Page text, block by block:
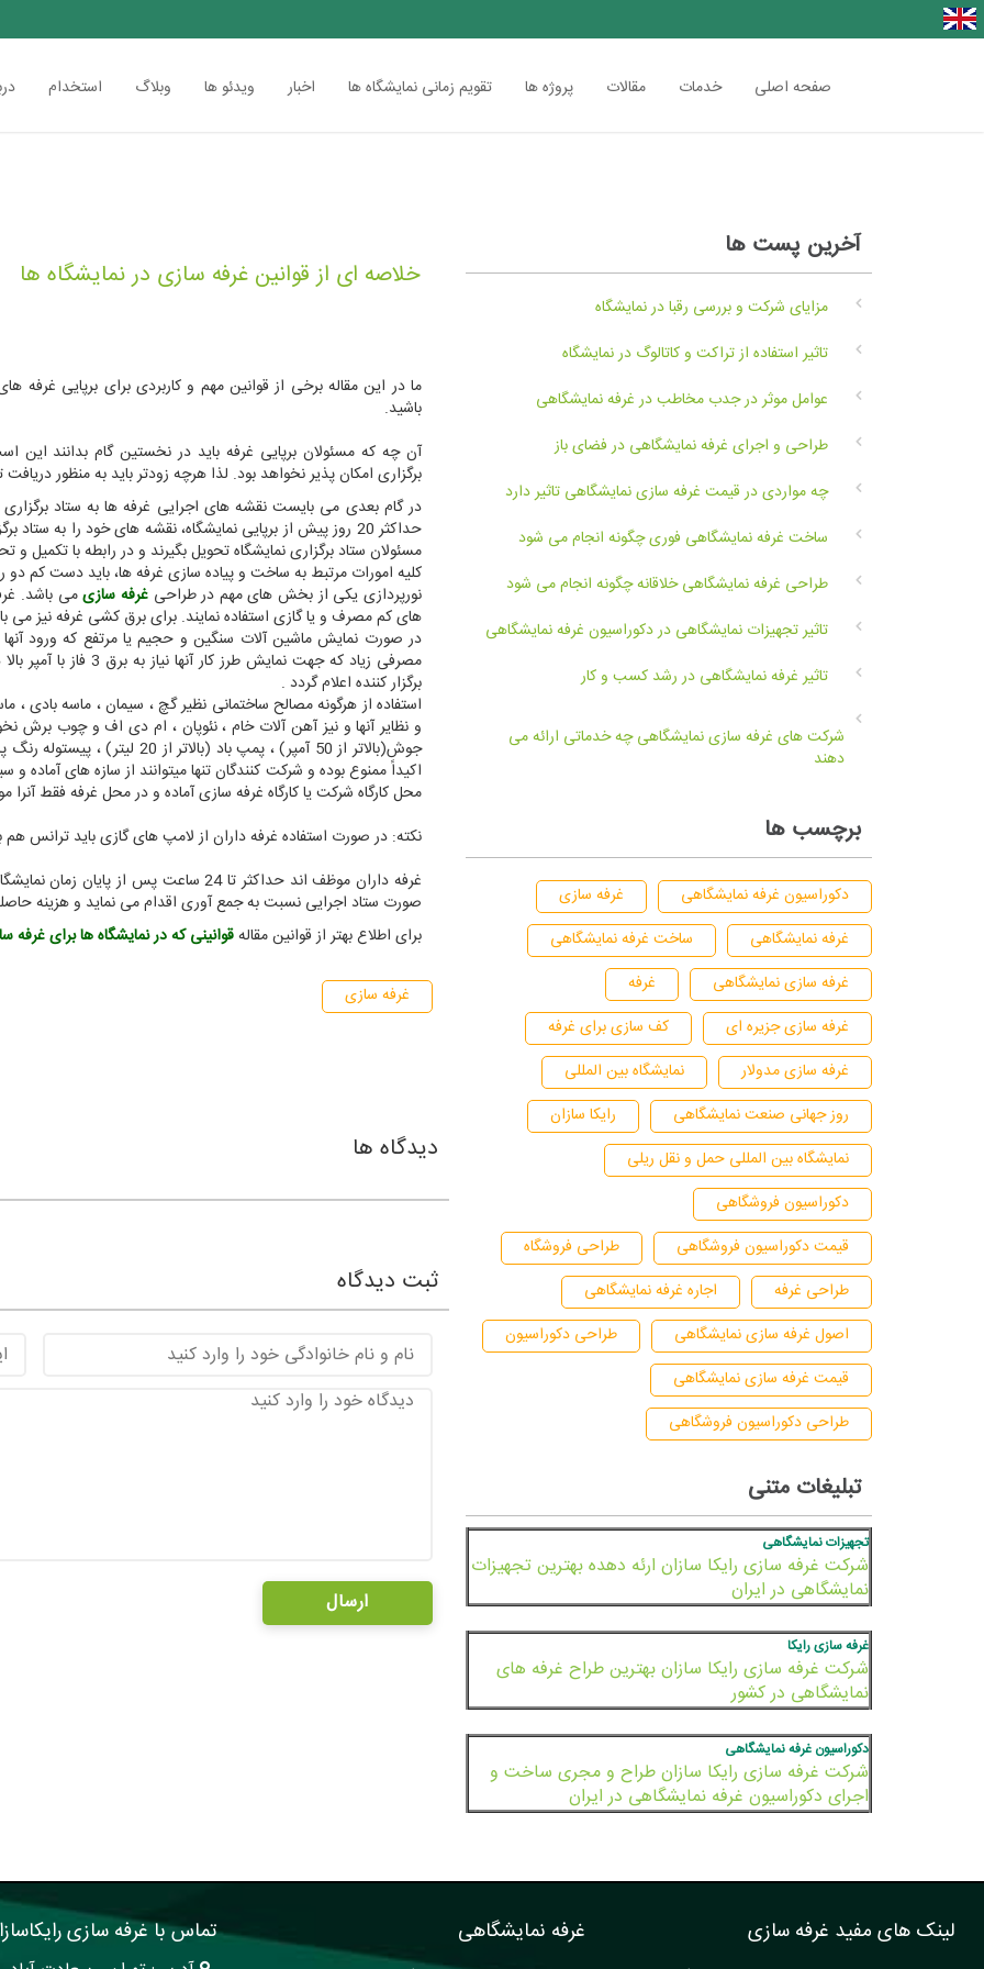
صفحه اصلی خدمات مقالات پروژه ها تقویم زمانی نمایشگاه ها اخبار ویدئو ها وبلاگ استخدام
خلاصه ای از قوانین غرفه سازی در نمایشگاه ها
ما در این مقاله برخی از قوانین مهم و کاربردی برای برپایی غرفه
باشید.
آن چه که مسئولان برپایی غرفه باید در نخستین گام بدانند این
برگزاری امکان پذیر نخواهد بود. لذا هرچه زودتر باید به منظور دریافت
در گام بعدی می بایست نقشه های اجرایی غرفه ها به ستاد برگزاری
حداکثر 20 روز پیش از برپایی نمایشگاه، نقشه های خود را
مسئولان ستاد برگزاری نمایشگاه تحویل بگیرند و در رابطه با تکمیل و
کلیه امورات مرتبط به ساخت و پیاده سازی غرفه ها، باید دست کم دو
نورپردازی یکی از بخش های مهم در طراحیغرفه سازیمی باشد.
های کم مصرف و یا گازی استفاده نمایند. برای برق کشی غرفه نیز
در صورت نمایش ماشین آلات سنگین و حجیم یا مرتفع که ورود آنها
مصرفی زیاد که جهت
برگزار کننده اعلام گردد .
استفاده از هرگونه مصالح ساختمانی نظیر گچ ، سیمان ، ماسه
و نظایر آنها و نیز آهن آلات خام ،‌ نئوپان ، ام دی اف و چوب برش
جوش(بالاتر از 50 آمپر) ، پمپ
اکیداً ممنوع بوده و شرکت کنندگان تنها میتوانند از سازه های آماده
محل کارگاه شرکت یا کارگاه غرفه سازی آماده و در محل غرفه فقط آنرا
نکته: در صورت استفاده غرفه داران از لامپ های گازی باید ترانس هم
غرفه داران موظف اند حداکثر تا 24 ساعت پس
صورت ستاد اجرایی نسبت به جمع آوری اقدام می نماید و هزینه
برای اطلاع بهتر از قوانین مقالهقوانینی که در نمایشگاه ها برای غرفه
غرفه سازی
دیدگاه ها
ثبت دیدگاه
آخرین پست ها
مزایای شرکت و بررسی رقبا در نمایشگاه
تاثیر استفاده از تراکت و کاتالوگ در نمایشگاه
عوامل موثر در جدب مخاطب در غرفه نمایشگاهی
طراحی و اجرای غرفه نمایشگاهی در فضای باز
چه مواردی در قیمت غرفه سازی نمایشگاهی تاثیر دارد
ساخت غرفه نمایشگاهی فوری چگونه انجام می شود
طراحی غرفه نمایشگاهی خلاقانه چگونه انجام می شود
تاثیر تجهیزات نمایشگاهی در دکوراسیون غرفه نمایشگاهی
تاثیر غرفه نمایشگاهی در رشد کسب و کار
شرکت های غرفه سازی نمایشگاهی چه خدماتی ارائه می
دهند
برچسب ها
دکوراسیون غرفه نمایشگاهی
غرفه سازی
غرفه نمایشگاهی
ساخت غرفه نمایشگاهی
غرفه سازی نمایشگاهی
غرفه
غرفه سازی جزیره ای
کف سازی برای غرفه
غرفه سازی مدولار
نمایشگاه بین المللی
روز جهانی صنعت نمایشگاهی
رایکا سازان
نمایشگاه بین المللی حمل و نقل ریلی
دکوراسیون فروشگاهی
قیمت دکوراسیون فروشگاهی
طراحی فروشگاه
طراحی غرفه
اجاره غرفه نمایشگاهی
اصول غرفه سازی نمایشگاهی
طراحی دکوراسیون
قیمت غرفه سازی نمایشگاهی
طراحی دکوراسیون فروشگاهی
تبلیغات متنی
تجهیزات نمایشگاهی
شرکت غرفه سازی رایکا سازان ارئه دهده بهترین تجهیزات
نمایشگاهی در ایران
غرفه سازی رایکا
شرکت غرفه سازی رایکا سازان بهترین طراح غرفه های
نمایشگاهی در کشور
دکوراسیون غرفه نمایشگاهی
شرکت غرفه سازی رایکا سازان طراح و مجری ساخت و
اجرای دکوراسیون غرفه نمایشگاهی در ایران
لینک های مفید غرفه سازی غرفه نمایشگاهی تماس با غرفه سازی